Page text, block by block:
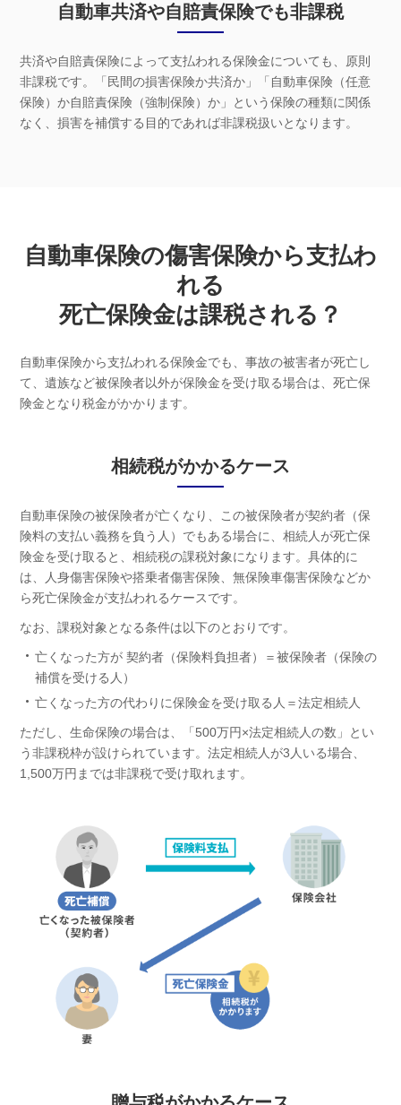
自動車共済や自賠責保険でも非課税
共済や自賠責保険によって支払われる保険金についても、原則
非課税です。「民間の損害保険か共済か」「自動車保険（任意
保険）か自賠責保険（強制保険）か」という保険の種類に関係
なく、損害を補償する目的であれば非課税扱いとなります。
自動車保険の傷害保険から支払わ
れる
死亡保険金は課税される？
自動車保険から支払われる保険金でも、事故の被害者が死亡し
て、遺族など被保険者以外が保険金を受け取る場合は、死亡保
険金となり税金がかかります。
相続税がかかるケース
自動車保険の被保険者が亡くなり、この被保険者が契約者（保
険料の支払い義務を負う人）でもある場合に、相続人が死亡保
険金を受け取ると、相続税の課税対象になります。具体的に
は、人身傷害保険や搭乗者傷害保険、無保険車傷害保険などか
ら死亡保険金が支払われるケースです。
なお、課税対象となる条件は以下のとおりです。
亡くなった方が 契約者（保険料負担者）＝被保険者（保険の
補償を受ける人）
亡くなった方の代わりに保険金を受け取る人＝法定相続人
ただし、生命保険の場合は、「500万円×法定相続人の数」とい
う非課税枠が設けられています。法定相続人が3人いる場合、
1,500万円までは非課税で受け取れます。